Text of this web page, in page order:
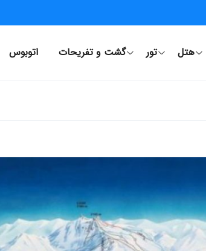
هتل تور گشت و تفریحات اتوبوس